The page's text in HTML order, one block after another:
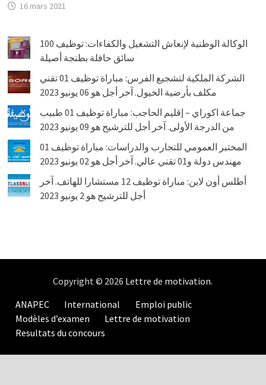
16 mars 2021
الوكالة الوطنية لإنعاش التشغيل والكفاءات: توظيف 100
سائق حافلة بطنجة أصيلة
الشركة الملكية لتشجيع الفرس: مباراة توظيف 01 تقني
مكلف بأرضية الخيول. آخر أجل هو 06 يونيو 2023
جماعة اكوراي – إقليم الحاجب: مباراة توظيف 01 طبيب
من الدرجة الأولى. آخر أجل للترشيح هو 09 يونيو 2023
المختبر العمومي للتجارب والدراسات: مباراة توظيف 01
مهندس دولة و01 تقني عالي. آخر أجل هو 02 يونيو 2023
أطلس أون لاين: مباراة توظيف 12 مستشارا للهاتف. آخر
أجل للترشيح هو 2 يونيو 2023
Copyright © 2026 Lettre de motivation.
ANAPEC
International
Emploi public
Modèles d’examen
Lettre de motivation
Resultats du concours